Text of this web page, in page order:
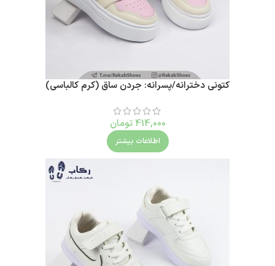
کتونی دخترانه/پسرانه: جردن ساق (کرم کالباسی)
414,000 تومان
اطلاعات بیشتر